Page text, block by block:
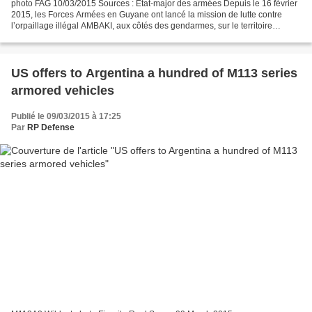
photo FAG 10/03/2015 Sources : État-major des armées Depuis le 16 février
2015, les Forces Armées en Guyane ont lancé la mission de lutte contre
l’orpaillage illégal AMBAKI, aux côtés des gendarmes, sur le territoire
US offers to Argentina a hundred of M113 series
armored vehicles
Publié le 09/03/2015 à 17:25
Par RP Defense